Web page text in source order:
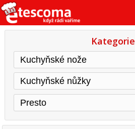
Kategorie